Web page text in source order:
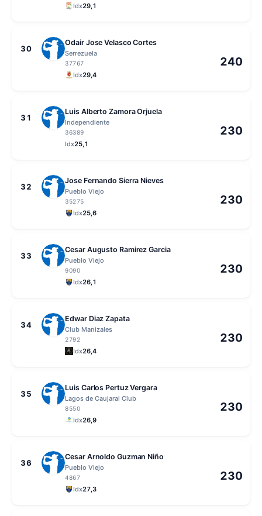
Idx29,1
30
Odair Jose Velasco Cortes
Serrezuela
37767
Idx29,4
240
31
Luis Alberto Zamora Orjuela
Independiente
36389
Idx25,1
230
32
Jose Fernando Sierra Nieves
Pueblo Viejo
35275
Idx25,6
230
33
Cesar Augusto Ramirez Garcia
Pueblo Viejo
9090
Idx26,1
230
34
Edwar Diaz Zapata
Club Manizales
2792
Idx26,4
230
35
Luis Carlos Pertuz Vergara
Lagos de Caujaral Club
8550
Idx26,9
230
36
Cesar Arnoldo Guzman Niño
Pueblo Viejo
4867
Idx27,3
230